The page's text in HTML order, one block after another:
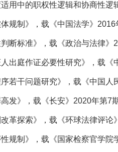
用中的职权性逻辑和协商性
规制》，载《中国法学》
断标准》，载《政治与法律》
出庭作证必要性研究》，载《
若干问题研究》，载《中国人
发》，载《长安》2020年第7
革探索》，载《环球法律评论
规制》，载《国家检察官学院